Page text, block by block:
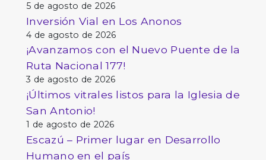
5 de agosto de 2026
Inversión Vial en Los Anonos
4 de agosto de 2026
¡Avanzamos con el Nuevo Puente de la
Ruta Nacional 177!
3 de agosto de 2026
¡Últimos vitrales listos para la Iglesia de
San Antonio!
1 de agosto de 2026
Escazú – Primer lugar en Desarrollo
Humano en el país